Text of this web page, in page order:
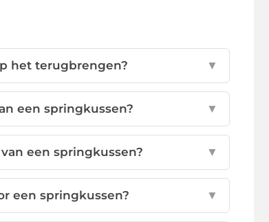
het terugbrengen? ▼
een springkussen? ▼
een springkussen? ▼
een springkussen? ▼